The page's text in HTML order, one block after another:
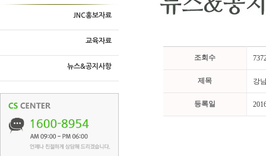
JNC홍보자료
교육자료
뉴스&공지사항
조회수
제목 강
등록일